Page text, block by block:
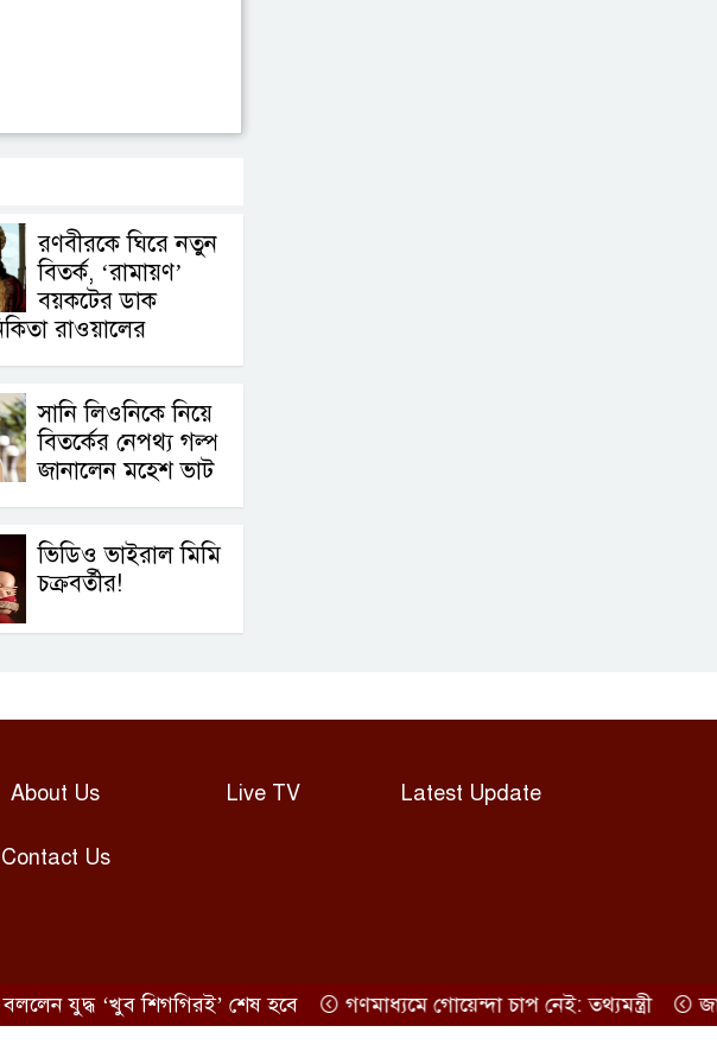
রণবীরকে ঘিরে নতুন
বিতর্ক, ‘রামায়ণ’
বয়কটের ডাক
রাওয়ালের
সানি লিওনিকে নিয়ে
বিতর্কের নেপথ্য গল্প
জানালেন মহেশ ভাট
ভিডিও ভাইরাল মিমি
চক্রবর্তীর!
About Us Live TV Latest Update
Contact Us
যুদ্ধ ‘খুব শিগগিরই’ শেষ হবে গণমাধ্যমে গোয়েন্দা চাপ নেই: তথ্যমন্ত্রী